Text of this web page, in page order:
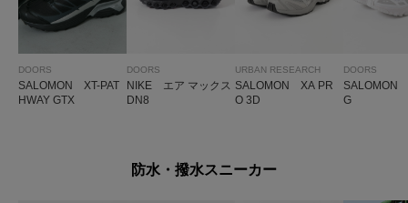
DOORS
SALOMON XT-PAT
HWAY GTX
DOORS
NIKE エア マックス
DN8
URBAN RESEARCH
SALOMON XA PR
O 3D
DOORS
SALOMON
G
防水・撥水スニーカー